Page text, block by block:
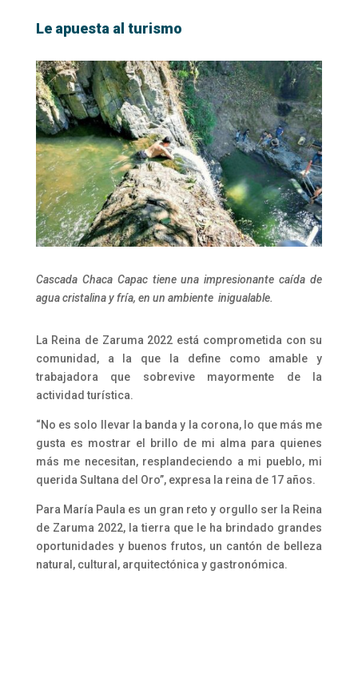
Le apuesta al turismo
Cascada Chaca Capac tiene una impresionante caída de
agua cristalina y fría, en un ambiente inigualable.
La Reina de Zaruma 2022 está comprometida con su
comunidad, a la que la define como amable y
trabajadora que sobrevive mayormente de la
actividad turística.
“No es solo llevar la banda y la corona, lo que más me
gusta es mostrar el brillo de mi alma para quienes
más me necesitan, resplandeciendo a mi pueblo, mi
querida Sultana del Oro”, expresa la reina de 17 años.
Para María Paula es un gran reto y orgullo ser la Reina
de Zaruma 2022, la tierra que le ha brindado grandes
oportunidades y buenos frutos, un cantón de belleza
natural, cultural, arquitectónica y gastronómica.